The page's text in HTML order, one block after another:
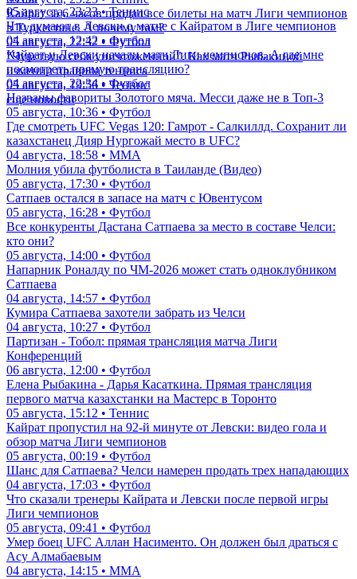
Кайрат за 6 часов продал все билеты на матч Лиги чемпионов
в Туркестане. А почему там?
05 августа, 22:32 • Футбол
"Чувствую себя уничтоженной". Как матч Рыбакиной
изменил правила тенниса
05 августа, 19:56 • Теннис
еще новости
05 августа, 23:23 • Теннис
Что думают в Левски о матче с Кайратом в Лиге чемпионов
04 августа, 12:42 • Футбол
Кайрат и Левски начали матч Лиги чемпионов. А где мне
посмотреть прямую трансляцию?
04 августа, 22:34 • Футбол
Названы фавориты Золотого мяча. Месси даже не в Топ-3
05 августа, 10:36 • Футбол
Где смотреть UFC Vegas 120: Гамрот - Салкиллд. Сохранит ли
казахстанец Дияр Нургожай место в UFC?
04 августа, 18:58 • ММА
Молния убила футболиста в Таиланде (Видео)
05 августа, 17:30 • Футбол
Сатпаев остался в запасе на матч с Ювентусом
05 августа, 16:28 • Футбол
Все конкуренты Дастана Сатпаева за место в составе Челси:
кто они?
05 августа, 14:00 • Футбол
Напарник Роналду по ЧМ-2026 может стать одноклубником
Сатпаева
04 августа, 14:57 • Футбол
Кумира Сатпаева захотели забрать из Челси
04 августа, 10:27 • Футбол
Партизан - Тобол: прямая трансляция матча Лиги
Конференций
06 августа, 12:00 • Футбол
Елена Рыбакина - Дарья Касаткина. Прямая трансляция
первого матча казахстанки на Мастерс в Торонто
05 августа, 15:12 • Теннис
Кайрат пропустил на 92-й минуте от Левски: видео гола и
обзор матча Лиги чемпионов
05 августа, 00:19 • Футбол
Шанс для Сатпаева? Челси намерен продать трех нападающих
04 августа, 17:03 • Футбол
Что сказали тренеры Кайрата и Левски после первой игры
Лиги чемпионов
05 августа, 09:41 • Футбол
Умер боец UFC Аллан Насименто. Он должен был драться с
Асу Алмабаевым
04 августа, 14:15 • ММА